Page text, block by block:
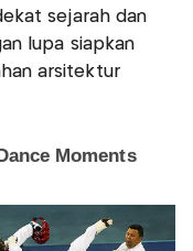
sejarah dan
lupa siapkan
arsitektur